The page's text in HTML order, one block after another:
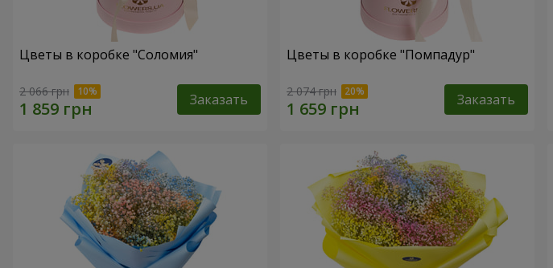
Цветы в коробке "Соломия"
2 066 грн Заказать
Цветы в коробке "Помпадур"
2 074 грн Заказать